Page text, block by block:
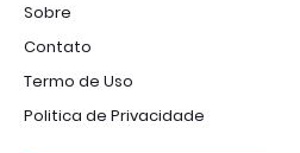
Sobre
Contato
Termo de Uso
Politica de Privacidade